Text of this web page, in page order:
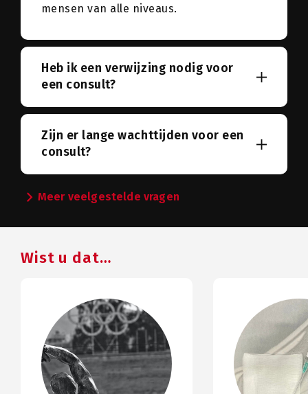
mensen van alle niveaus.
Heb ik een verwijzing nodig voor
een consult?
Zijn er lange wachttijden voor een
consult?
chevron_rightMeer veelgestelde vragen
Wist u dat…